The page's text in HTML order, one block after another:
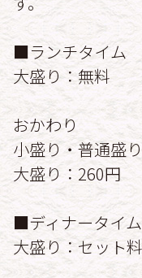
■ランチタイム
大盛り：無料
おかわり
小盛り・普通盛
大盛り：260円
■ディナータイム
大盛り：セット